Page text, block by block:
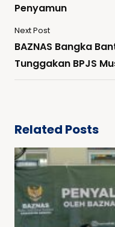
Penyamun
Next Post
BAZNAS Bangka
Tunggakan BPJS
Related Posts